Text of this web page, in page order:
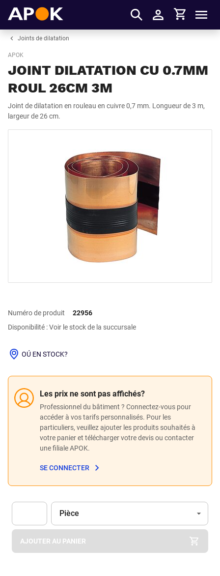
S'identifier
Panier
Joints de dilatation
APOK
JOINT DILATATION CU 0.7MM
ROUL 26CM 3M
Joint de dilatation en rouleau en cuivre 0,7 mm. Longueur de 3 m,
largeur de 26 cm.
Numéro de produit
22956
Disponibilité : Voir le stock de la succursale
Les prix ne sont pas affichés?
Professionnel du bâtiment ? Connectez-vous pour
accéder à vos tarifs personnalisés. Pour les
particuliers, veuillez ajouter les produits souhaités à
votre panier et télécharger votre devis ou contacter
une filiale APOK.
SE CONNECTER
OÚ EN STOCK?
Apok.Product.Detail.AddToCart.Quantity (Optionnel)
Unité
Pièce
AJOUTER AU PANIER